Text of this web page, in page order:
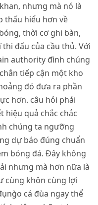
nhưng mà nó là
thấu hiểu hơn về
thời cơ ghi bàn,
đấu của cầu thủ. Với
authority đình chúng
tiếp cận một kho
đó đưa ra phần
hơn. câu hỏi phải
hiệu quả chắc chắc
chúng ta ngưỡng
dự báo đúng chuẩn
bóng đá. Đây không
nhưng mà hơn nữa là
cùng khôn cùng lợi
cá đùa ngay thể